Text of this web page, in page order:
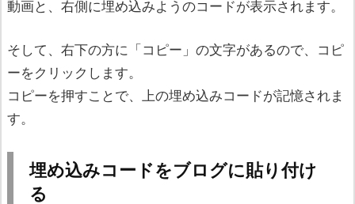
動画と、右側に埋め込みようのコードが表示されます。
そして、右下の方に「コピー」の文字があるので、コピ
ーをクリックします。
コピーを押すことで、上の埋め込みコードが記憶されま
す。
埋め込みコードをブログに貼り付け
る